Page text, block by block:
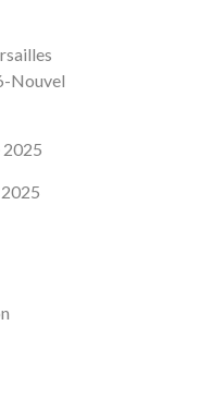
Nouvel
2025